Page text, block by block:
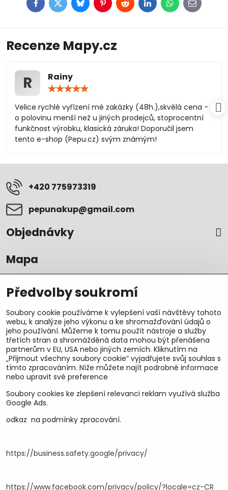
FacebookTwitterBlueskyPinterestRedditLinkedInWhatsApp
E-
mail
Recenze Mapy.cz
R Rainy
/
5
Velice rychlé vyřízení mé zakázky (48h.),skvělá cena -
o polovinu menší než u jiných prodejců, stoprocentní
funkčnost výrobku, klasická záruka! Doporučil jsem
tento e-shop (Pepu.cz) svým známým!
+420 775973319
pepunakup​@gmail​.com
Objednávky
Mapa
U&M parts s.r.o.
U Zastávky 150, Horní Staré Město
DIČ CZ25930184
Předvolby soukromí
Soubory cookie používáme k vylepšení vaší návštěvy tohoto
webu, k analýze jeho výkonu a ke shromažďování údajů o
jeho používání. Můžeme k tomu použít nástroje a služby
třetích stran a shromážděná data mohou být přenášena
partnerům v EU, USA nebo jiných zemích. Kliknutím na
„Přijmout všechny soubory cookie“ vyjadřujete svůj souhlas s
tímto zpracováním. Níže můžete najít podrobné informace
nebo upravit své preference
Soubory cookies ke zlepšení relevanci reklam využívá služba
Google Ads.
odkaz na podmínky zpracování.
https://business.safety.google/privacy/
https://www.facebook.com/privacy/policy/?locale=cz-CR